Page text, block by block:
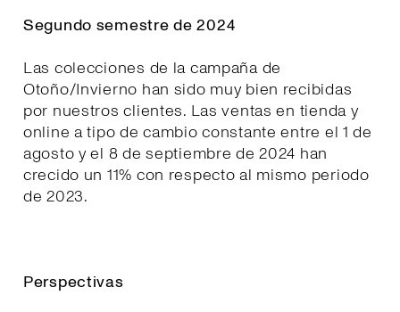
Segundo semestre de 2024
Las colecciones de la campaña de
Otoño/Invierno han sido muy bien recibidas
por nuestros clientes. Las ventas en tienda y
online a tipo de cambio constante entre el 1 de
agosto y el 8 de septiembre de 2024 han
crecido un 11% con respecto al mismo periodo
de 2023.
Perspectivas